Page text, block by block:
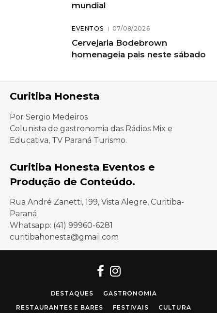
mundial
EVENTOS 07/08/2026
Cervejaria Bodebrown
homenageia pais neste sábado
Curitiba Honesta
Por Sergio Medeiros
Colunista de gastronomia das Rádios Mix e
Educativa, TV Paraná Turismo.
Curitiba Honesta Eventos e
Produção de Conteúdo.
Rua André Zanetti, 199, Vista Alegre, Curitiba-
Paraná
Whatsapp: (41) 99960-6281
curitibahonesta@gmail.com
Facebook
Instagram
DESTAQUES
GASTRONOMIA
RESTAURANTES E BARES
FESTIVAIS CULTURA